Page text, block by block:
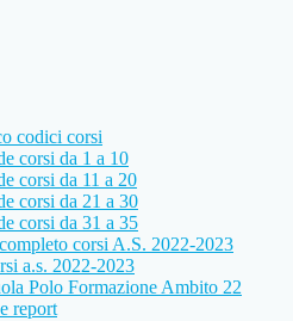
codici corsi
corsi da 1 a 10
corsi da 11 a 20
corsi da 21 a 30
corsi da 31 a 35
corsi A.S. 2022-2023
a.s. 2022-2023
Polo Formazione Ambito 22
report